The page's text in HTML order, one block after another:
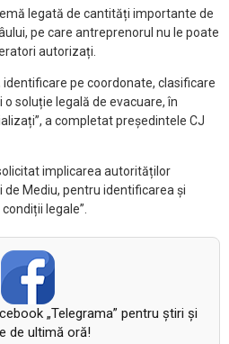
legată de cantități importante de
pe care antreprenorul nu le poate
autorizați.
pe coordonate, clasificare
soluție legală de evacuare, în
a completat președintele CJ
implicarea autorităților
de Mediu, pentru identificarea și
legale”.
„Telegrama” pentru ştiri şi
de ultimă oră!